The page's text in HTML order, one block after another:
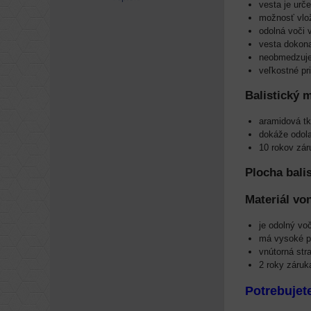
vesta je
možnosť
odolná voči
vesta
veľkostné
Balistický
aramidová
dokáže
10 rokov
Plocha
Materiál
je odolný
má vysoké
vnútorná
2 roky